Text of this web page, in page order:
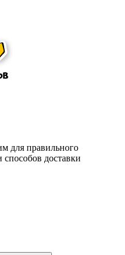
для правильного
доставки